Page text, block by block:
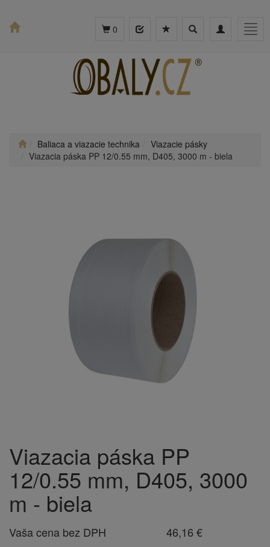
Toggle
Toggle
0
Baliaca a viazacie technika
Viazacie pásky
Viazacia páska PP 12/0.55 mm, D405, 3000 m - biela
Viazacia páska PP
12/0.55 mm, D405, 3000
m - biela
Vaša cena bez DPH
46,16 €